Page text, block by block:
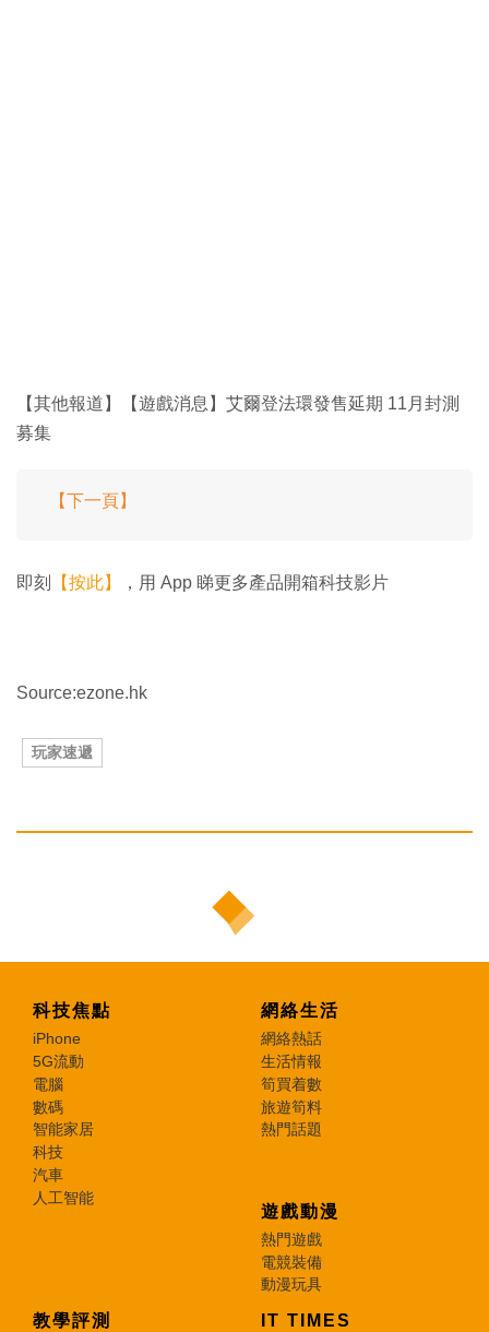
【其他報道】【遊戲消息】艾爾登法環發售延期 11月封測
募集
【下一頁】
即刻 【按此】 ，用 App 睇更多產品開箱科技影片
Source:ezone.hk
玩家速遞
科技焦點
iPhone
5G流動
電腦
數碼
智能家居
科技
汽車
人工智能
網絡生活
網絡熱話
生活情報
筍買着數
旅遊筍料
熱門話題
遊戲動漫
熱門遊戲
電競裝備
動漫玩具
教學評測 IT TIMES